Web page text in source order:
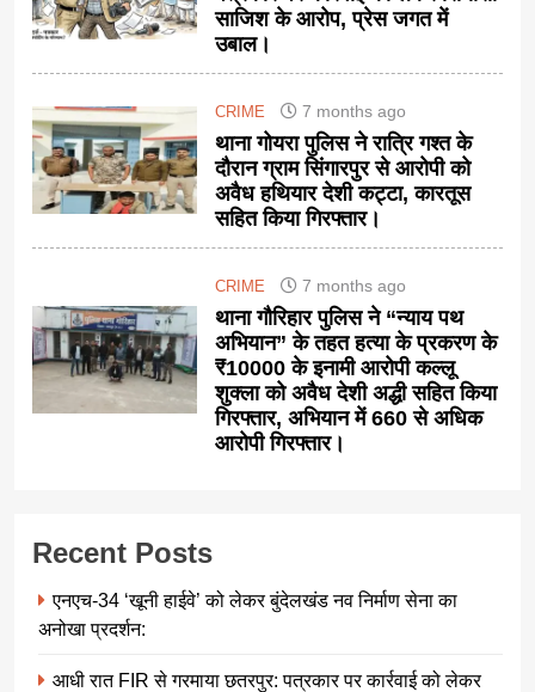
साजिश के आरोप, प्रेस जगत में
उबाल।
CRIME 7 months ago
थाना गोयरा पुलिस ने रात्रि गश्त के
दौरान ग्राम सिंगारपुर से आरोपी को
अवैध हथियार देशी कट्टा, कारतूस
सहित किया गिरफ्तार।
CRIME 7 months ago
थाना गौरिहार पुलिस ने “न्याय पथ
अभियान” के तहत हत्या के प्रकरण के
₹10000 के इनामी आरोपी कल्लू
शुक्ला को अवैध देशी अद्धी सहित किया
गिरफ्तार, अभियान में 660 से अधिक
आरोपी गिरफ्तार।
Recent Posts
एनएच-34 ‘खूनी हाईवे’ को लेकर बुंदेलखंड नव निर्माण सेना का
अनोखा प्रदर्शन:
आधी रात FIR से गरमाया छतरपुर: पत्रकार पर कार्रवाई को लेकर